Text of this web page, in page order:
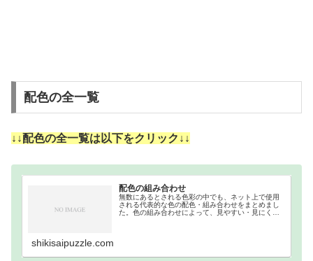
配色の全一覧
↓↓配色の全一覧は以下をクリック↓↓
配色の組み合わせ
無数にあるとされる色彩の中でも、ネット上で使用
される代表的な色の配色・組み合わせをまとめまし
た。色の組み合わせによって、見やすい・見にくい
shikisaipuzzle.com